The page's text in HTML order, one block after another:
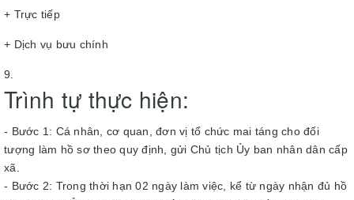
+ Trực tiếp
+ Dịch vụ bưu chính
Trình tự thực hiện:
- Bước 1: Cá nhân, cơ quan, đơn vị tổ chức mai táng cho đối
tượng làm hồ sơ theo quy định, gửi Chủ tịch Ủy ban nhân dân cấp
xã.
- Bước 2: Trong thời hạn 02 ngày làm việc, kể từ ngày nhận đủ hồ